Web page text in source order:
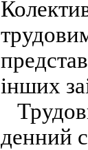
інших
денний